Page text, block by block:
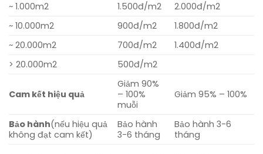
~ 1.000m2
1.500đ/m2
2.000đ/m2
~ 10.000m2
900đ/m2
1.800đ/m2
~ 20.000m2
700đ/m2
1.400đ/m2
> 20.000m2
500đ/m2
Cam kết hiệu quả
Giảm 90%
– 100%
muỗi
Giảm 95% – 100%
Bảo hành(nếu hiệu quả
không đạt cam kết)
Bảo hành
3-6 tháng
Bảo hành 3-6
tháng